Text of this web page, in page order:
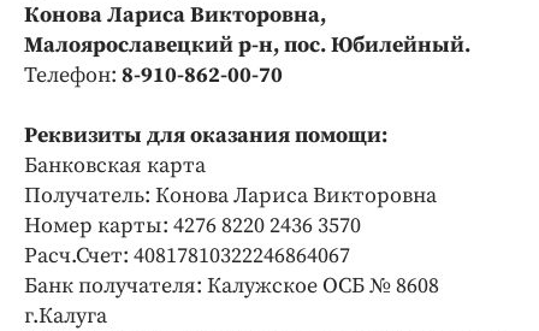
Конова Лариса Викторовна,
Малоярославецкий р-н, пос. Юбилейный.
Телефон: 8-910-862-00-70
Реквизиты для оказания помощи:
Банковская карта
Получатель: Конова Лариса Викторовна
Номер карты: 4276 8220 2436 3570
Расч.Счет: 40817810322246864067
Банк получателя: Калужское ОСБ № 8608
г.Калуга